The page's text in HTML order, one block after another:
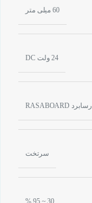
60 میلی متر
24 ولت DC
رسابرد RASABOARD
سرتخت
30 ~ 95 %